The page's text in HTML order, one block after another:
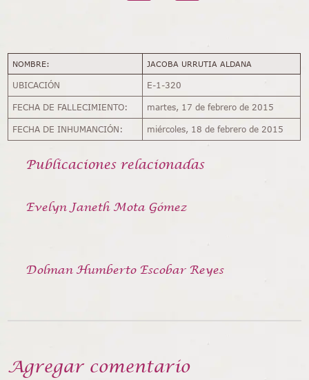
NOMBRE: JACOBA URRUTIA ALDANA
UBICACIÓN E-1-320
FECHA DE FALLECIMIENTO: martes, 17 de febrero de 2015
FECHA DE INHUMANCIÓN: miércoles, 18 de febrero de 2015
Publicaciones relacionadas
Evelyn Janeth Mota Gómez
Dolman Humberto Escobar Reyes
Agregar comentario